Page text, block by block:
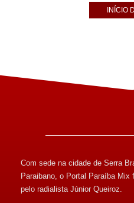
INÍCIO
Com sede na cidade de Serra
Paraibano, o Portal Paraíba Mix
pelo radialista Júnior Queiroz.